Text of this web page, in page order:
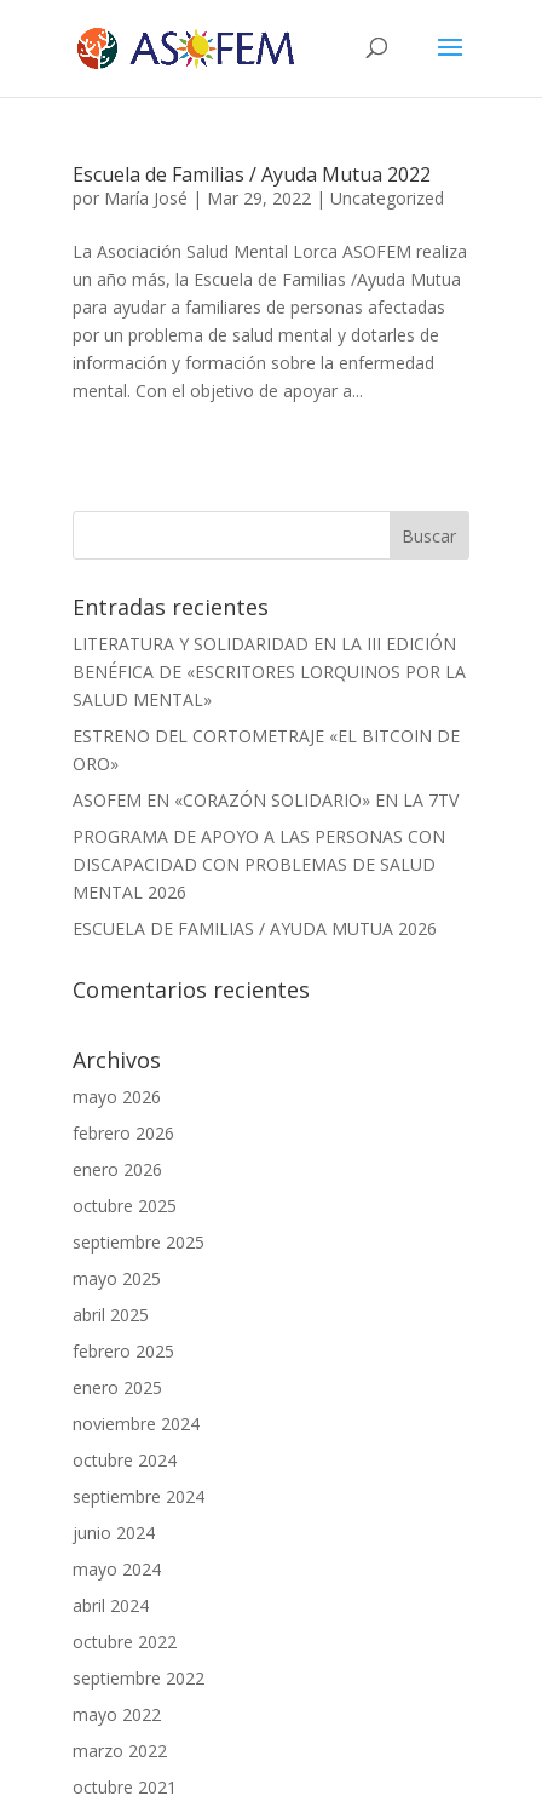
Escuela de Familias / Ayuda Mutua 2022
por María José | Mar 29, 2022| Uncategorized
La Asociación Salud Mental Lorca ASOFEM realiza
un año más, la Escuela de Familias /Ayuda Mutua
para ayudar a familiares de personas afectadas
por un problema de salud mental y dotarles de
información y formación sobre la enfermedad
mental. Con el objetivo de apoyar a...
Entradas recientes
LITERATURA Y SOLIDARIDAD EN LA III EDICIÓN
BENÉFICA DE «ESCRITORES LORQUINOS POR LA
SALUD MENTAL»
ESTRENO DEL CORTOMETRAJE «EL BITCOIN DE
ORO»
ASOFEM EN «CORAZÓN SOLIDARIO» EN LA 7TV
PROGRAMA DE APOYO A LAS PERSONAS CON
DISCAPACIDAD CON PROBLEMAS DE SALUD
MENTAL 2026
ESCUELA DE FAMILIAS / AYUDA MUTUA 2026
Comentarios recientes
Archivos
mayo 2026
febrero 2026
enero 2026
octubre 2025
septiembre 2025
mayo 2025
abril 2025
febrero 2025
enero 2025
noviembre 2024
octubre 2024
septiembre 2024
junio 2024
mayo 2024
abril 2024
octubre 2022
septiembre 2022
mayo 2022
marzo 2022
octubre 2021